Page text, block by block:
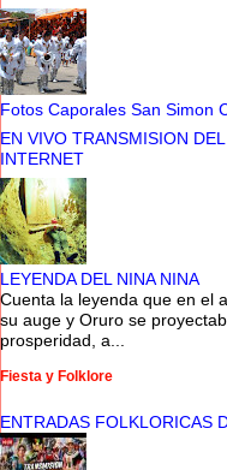
Fotos Caporales San Simon
EN VIVO TRANSMISION
INTERNET
LEYENDA DEL NINA NINA
Cuenta la leyenda que en el
su auge y Oruro se
prosperidad, a...
Fiesta y Folklore
ENTRADAS FOLKLORICAS